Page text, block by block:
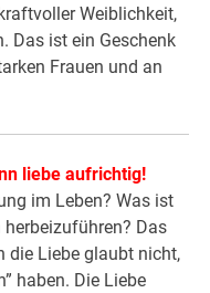
Weiblichkeit,
Das ist ein Geschenk
Frauen und an
liebe aufrichtig!
im Leben? Was ist
Das
die Liebe glaubt nicht,
haben. Die Liebe